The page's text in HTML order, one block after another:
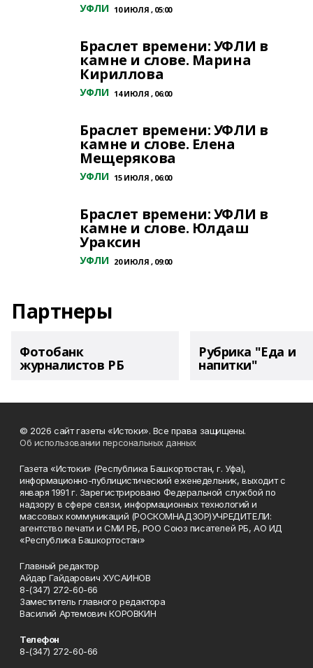
УФЛИ 10 ИЮЛЯ , 05:00
Браслет времени: УФЛИ в
камне и слове. Марина
Кириллова
УФЛИ 14 ИЮЛЯ , 06:00
Браслет времени: УФЛИ в
камне и слове. Елена
Мещерякова
УФЛИ 15 ИЮЛЯ , 06:00
Браслет времени: УФЛИ в
камне и слове. Юлдаш
Ураксин
УФЛИ 20 ИЮЛЯ , 09:00
Партнеры
Фотобанк
журналистов РБ
Рубрика "Еда и
напитки"
© 2026 сайт газеты «Истоки». Все права защищены.
Об использовании персональных данных
Газета «Истоки» (Республика Башкортостан, г. Уфа),
информационно-публицистический еженедельник, выходит с
января 1991 г. Зарегистрировано Федеральной службой по
надзору в сфере связи, информационных технологий и
массовых коммуникаций (РОСКОМНАДЗОР)УЧРЕДИТЕЛИ:
агентство печати и СМИ РБ, РОО Союз писателей РБ, АО ИД
«Республика Башкортостан»
Главный редактор
Айдар Гайдарович ХУСАИНОВ
8-(347) 272-60-66
Заместитель главного редактора
Василий Артемович КОРОВКИН
Телефон
8-(347) 272-60-66